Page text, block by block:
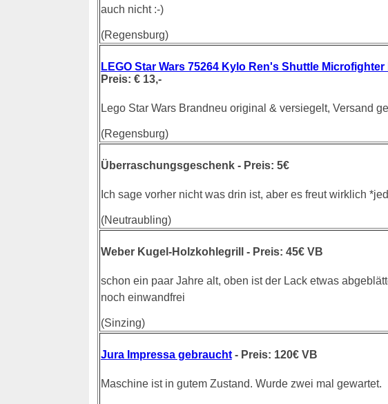
auch nicht :-)
(Regensburg)
LEGO Star Wars 75264 Kylo Ren's Shuttle Microfighter
Preis: € 13,-
Lego Star Wars Brandneu original & versiegelt, Versand
(Regensburg)
Überraschungsgeschenk - Preis: 5€
Ich sage vorher nicht was drin ist, aber es freut wirklich
(Neutraubling)
Weber Kugel-Holzkohlegrill - Preis: 45€ VB
schon ein paar Jahre alt, oben ist der Lack etwas
noch einwandfrei
(Sinzing)
Jura Impressa gebraucht- Preis: 120€ VB
Maschine ist in gutem Zustand. Wurde zwei mal gewartet.